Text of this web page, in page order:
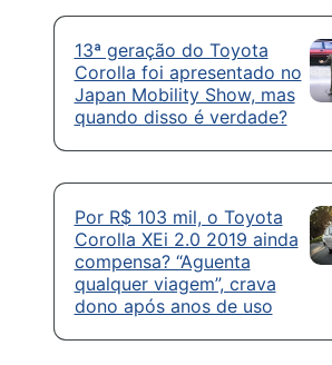
13ª geração do Toyota
Corolla foi apresentado no
Japan Mobility Show, mas
quando disso é verdade?
Por R$ 103 mil, o Toyota
Corolla XEi 2.0 2019 ainda
compensa? “Aguenta
qualquer viagem”, crava
dono após anos de uso